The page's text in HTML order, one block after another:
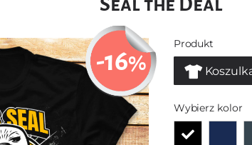
Seal the Deal
-16%
Produkt
Wybierz kolor